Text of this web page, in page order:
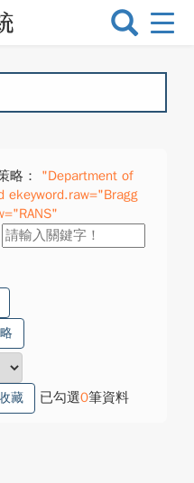
選
換
略：
"Department of
ekeyword.raw="Bragg
藏 已勾選0筆資料